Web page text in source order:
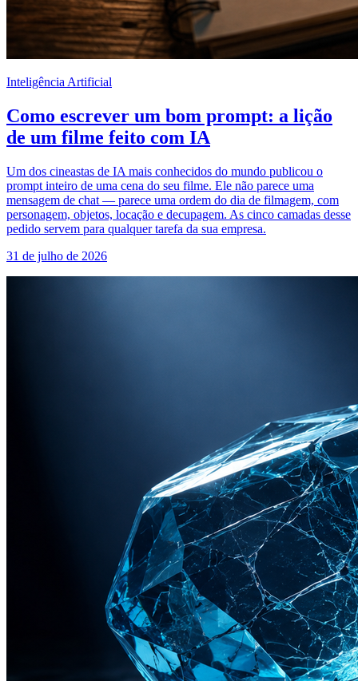
Inteligência Artificial
Como escrever um bom prompt: a lição
de um filme feito com IA
Um dos cineastas de IA mais conhecidos do mundo publicou o
prompt inteiro de uma cena do seu filme. Ele não parece uma
mensagem de chat — parece uma ordem do dia de filmagem, com
personagem, objetos, locação e decupagem. As cinco camadas desse
pedido servem para qualquer tarefa da sua empresa.
31 de julho de 2026